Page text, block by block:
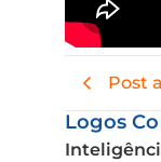
Post
Logos